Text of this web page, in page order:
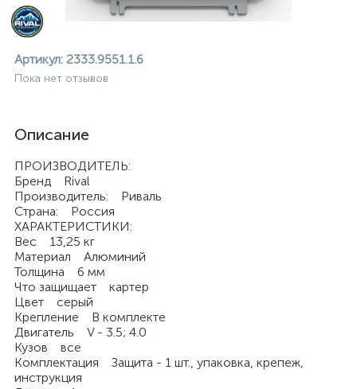
Артикул: 2333.9551.1.6
Пока нет отзывов
Описание
ПРОИЗВОДИТЕЛЬ:
Бренд Rival
Производитель: Риваль
Страна: Россия
ХАРАКТЕРИСТИКИ:
Вес 13,25 кг
Материал Алюминий
Толщина 6 мм
Что защищает картер
Цвет серый
Крепление В комплекте
Двигатель V - 3.5; 4.0
Кузов все
Комплектация Защита - 1 шт., упаковка, крепеж,
инструкция